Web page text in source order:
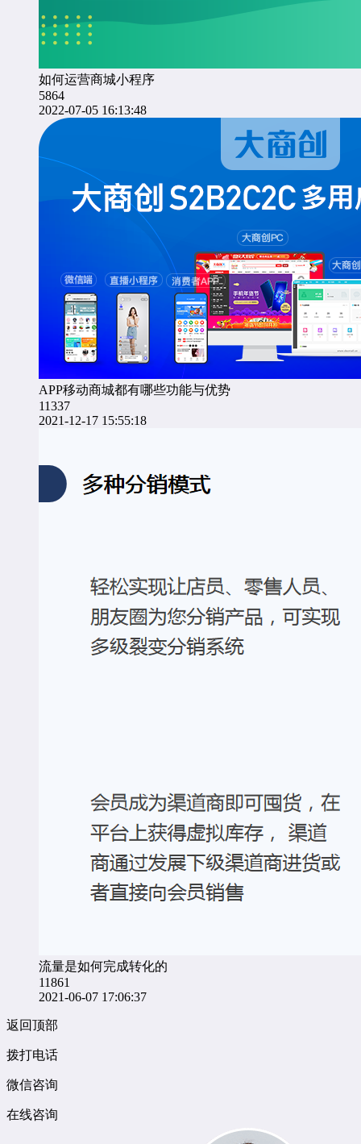
如何运营商城小程序
5864
2022-07-05 16:13:48
APP移动商城都有哪些功能与优势
11337
2021-12-17 15:55:18
流量是如何完成转化的
11861
2021-06-07 17:06:37
返回顶部
拨打电话
微信咨询
在线咨询